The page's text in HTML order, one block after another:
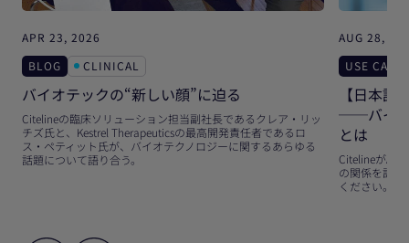
APR 23, 2026
BLOG
CLINICAL
バイオテックの“新しい顔”に迫る
Citelineの臨床ソリューション担当副社長であるクレア・リッ
チズ氏と、Kestrel Therapeuticsの最高開発責任者であるロ
ス・ペティット氏が、バイオテクノロジーに関するあらゆる
話題について語り合う。
AUG 28,
USE CASE
【日本
──バイオ
とは
CitelineがAI
の関係を計画
ください。